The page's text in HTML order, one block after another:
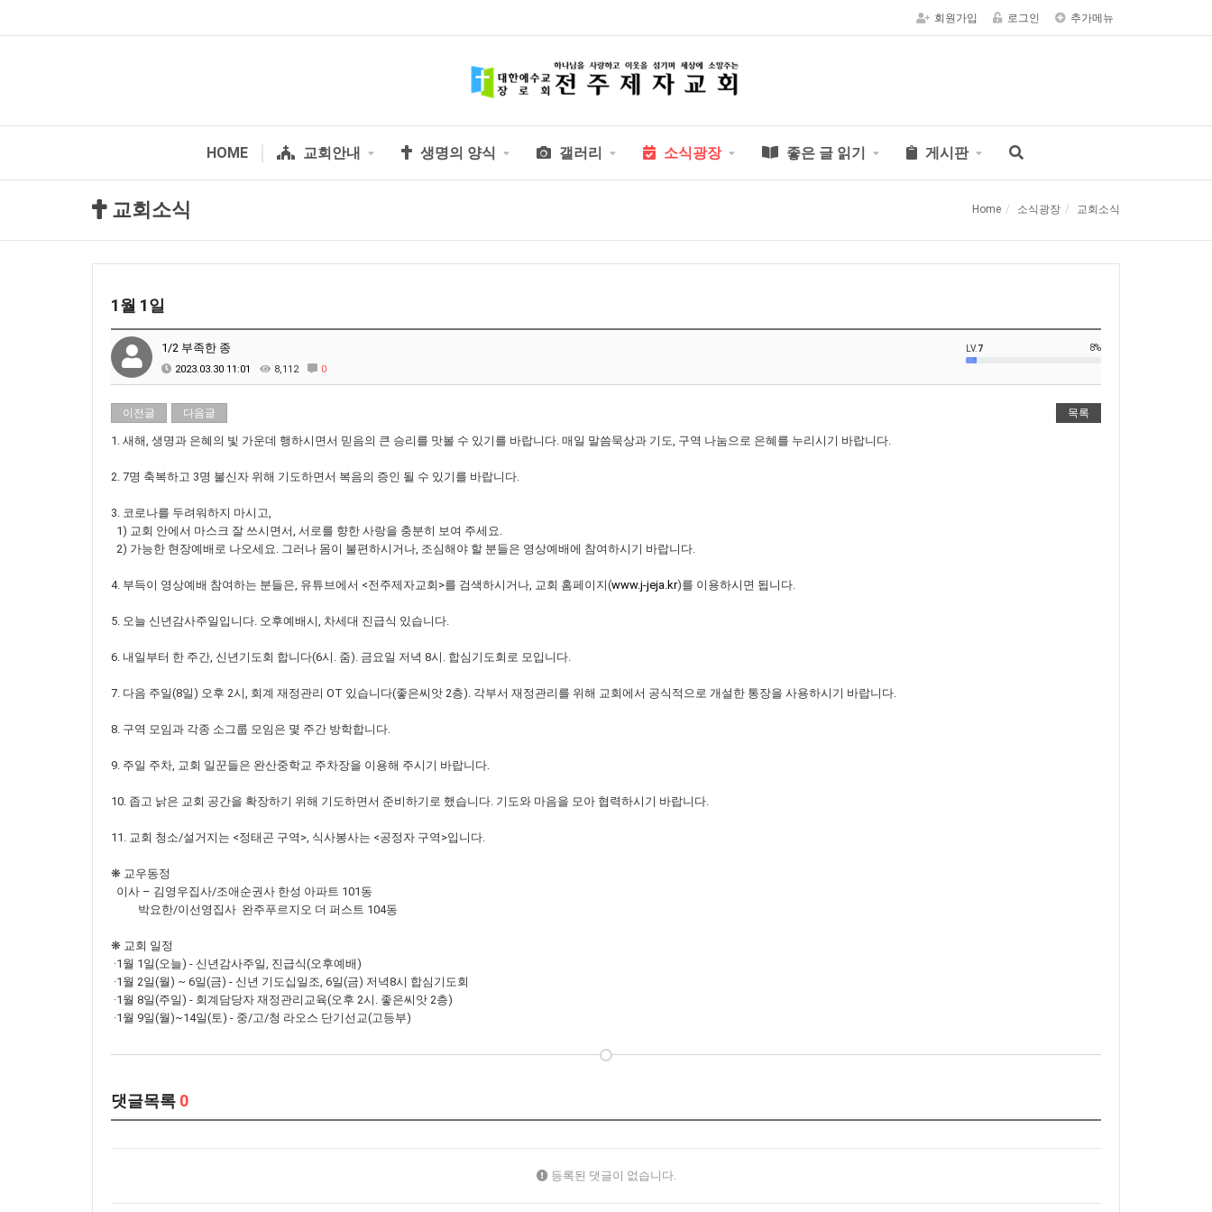
회원가입 로그인 추가메뉴
HOME 교회안내 생명의 양식 갤러리 소식광장 좋은 글 읽기 게시판
교회소식 Home 소식광장 교회소식
1월 1일
1/2 부족한 종
2023.03.30 11:01 8,112 0
LV.7 8%
이전글 다음글 목록
1. 새해, 생명과 은혜의 빛 가운데 행하시면서 믿음의 큰 승리를 맛볼 수 있기를 바랍니다. 매일 말씀묵상과 기도, 구역 나눔으로 은혜를 누리시기 바랍니다.
2. 7명 축복하고 3명 불신자 위해 기도하면서 복음의 증인 될 수 있기를 바랍니다.
3. 코로나를 두려워하지 마시고,
1) 교회 안에서 마스크 잘 쓰시면서, 서로를 향한 사랑을 충분히 보여 주세요.
2) 가능한 현장예배로 나오세요. 그러나 몸이 불편하시거나, 조심해야 할 분들은 영상예배에 참여하시기 바랍니다.
4. 부득이 영상예배 참여하는 분들은, 유튜브에서 <전주제자교회>를 검색하시거나, 교회 홈페이지(www.j-jeja.kr)를 이용하시면 됩니다.
5. 오늘 신년감사주일입니다. 오후예배시, 차세대 진급식 있습니다.
6. 내일부터 한 주간, 신년기도회 합니다(6시. 줌). 금요일 저녁 8시. 합심기도회로 모입니다.
7. 다음 주일(8일) 오후 2시, 회계 재정관리 OT 있습니다(좋은씨앗 2층). 각부서 재정관리를 위해 교회에서 공식적으로 개설한 통장을 사용하시기 바랍니다.
8. 구역 모임과 각종 소그룹 모임은 몇 주간 방학합니다.
9. 주일 주차, 교회 일꾼들은 완산중학교 주차장을 이용해 주시기 바랍니다.
10. 좁고 낡은 교회 공간을 확장하기 위해 기도하면서 준비하기로 했습니다. 기도와 마음을 모아 협력하시기 바랍니다.
11. 교회 청소/설거지는 <정태곤 구역>, 식사봉사는 <공정자 구역>입니다.
❋ 교우동정
이사 – 김영우집사/조애순권사 한성 아파트 101동
박요한/이선영집사 완주푸르지오 더 퍼스트 104동
❋ 교회 일정
·1월 1일(오늘) - 신년감사주일, 진급식(오후예배)
·1월 2일(월) ~ 6일(금) - 신년 기도십일조, 6일(금) 저녁8시 합심기도회
·1월 8일(주일) - 회계담당자 재정관리교육(오후 2시. 좋은씨앗 2층)
·1월 9일(월)~14일(토) - 중/고/청 라오스 단기선교(고등부)
댓글목록 0
등록된 댓글이 없습니다.